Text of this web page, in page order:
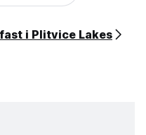
i Plitvice Lakes